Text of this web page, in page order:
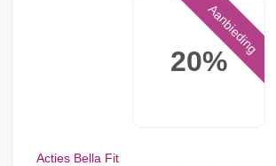
20%
Aanbieding
Acties Bella Fit